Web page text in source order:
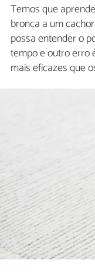
Temos que
bronca a um
possa entender o
tempo e outro erro
mais eficazes que